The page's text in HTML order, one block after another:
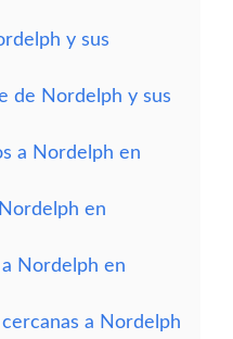
y sus
de Nordelph y sus
a Nordelph en
en
Nordelph en
a Nordelph